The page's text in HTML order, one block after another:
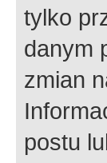
tylko
danym
zmian
postu